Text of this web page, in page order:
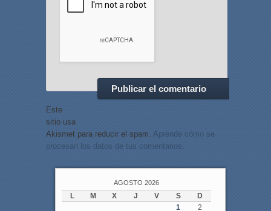
Este
sitio usa
Akismet para reducir el spam. Aprende cómo se
procesan los datos de tus comentarios.
AGOSTO 2026
L M X J V S
D
1
2